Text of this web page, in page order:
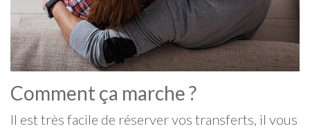
Comment ça marche ?
Il est très facile de réserver vos transferts, il vous